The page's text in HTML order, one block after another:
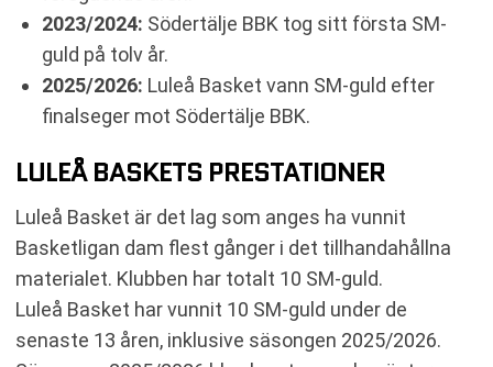
2023/2024: Södertälje BBK tog sitt första SM-
guld på tolv år.
2025/2026: Luleå Basket vann SM-guld efter
finalseger mot Södertälje BBK.
LULEÅ BASKETS PRESTATIONER
Luleå Basket är det lag som anges ha vunnit
Basketligan dam flest gånger i det tillhandahållna
materialet. Klubben har totalt 10 SM-guld.
Luleå Basket har vunnit 10 SM-guld under de
senaste 13 åren, inklusive säsongen 2025/2026.